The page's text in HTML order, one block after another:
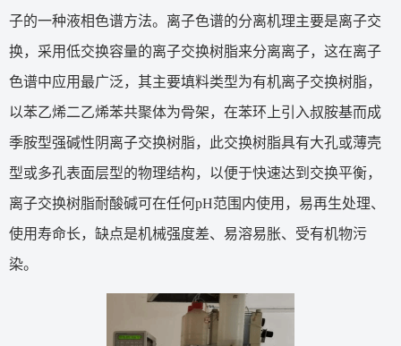
子的一种液相色谱方法。离子色谱的分离机理主要是离子交
换，采用低交换容量的离子交换树脂来分离离子，这在离子
色谱中应用最广泛，其主要填料类型为有机离子交换树脂，
以苯乙烯二乙烯苯共聚体为骨架，在苯环上引入叔胺基而成
季胺型强碱性阴离子交换树脂，此交换树脂具有大孔或薄壳
型或多孔表面层型的物理结构，以便于快速达到交换平衡，
离子交换树脂耐酸碱可在任何pH范围内使用，易再生处理、
使用寿命长，缺点是机械强度差、易溶易胀、受有机物污
染。